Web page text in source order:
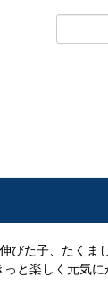
びた子、たくま
と楽しく元気